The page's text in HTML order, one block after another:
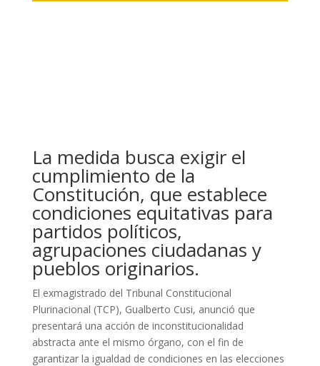
La medida busca exigir el
cumplimiento de la
Constitución, que establece
condiciones equitativas para
partidos políticos,
agrupaciones ciudadanas y
pueblos originarios.
El exmagistrado del Tribunal Constitucional
Plurinacional (TCP), Gualberto Cusi, anunció que
presentará una acción de inconstitucionalidad
abstracta ante el mismo órgano, con el fin de
garantizar la igualdad de condiciones en las elecciones